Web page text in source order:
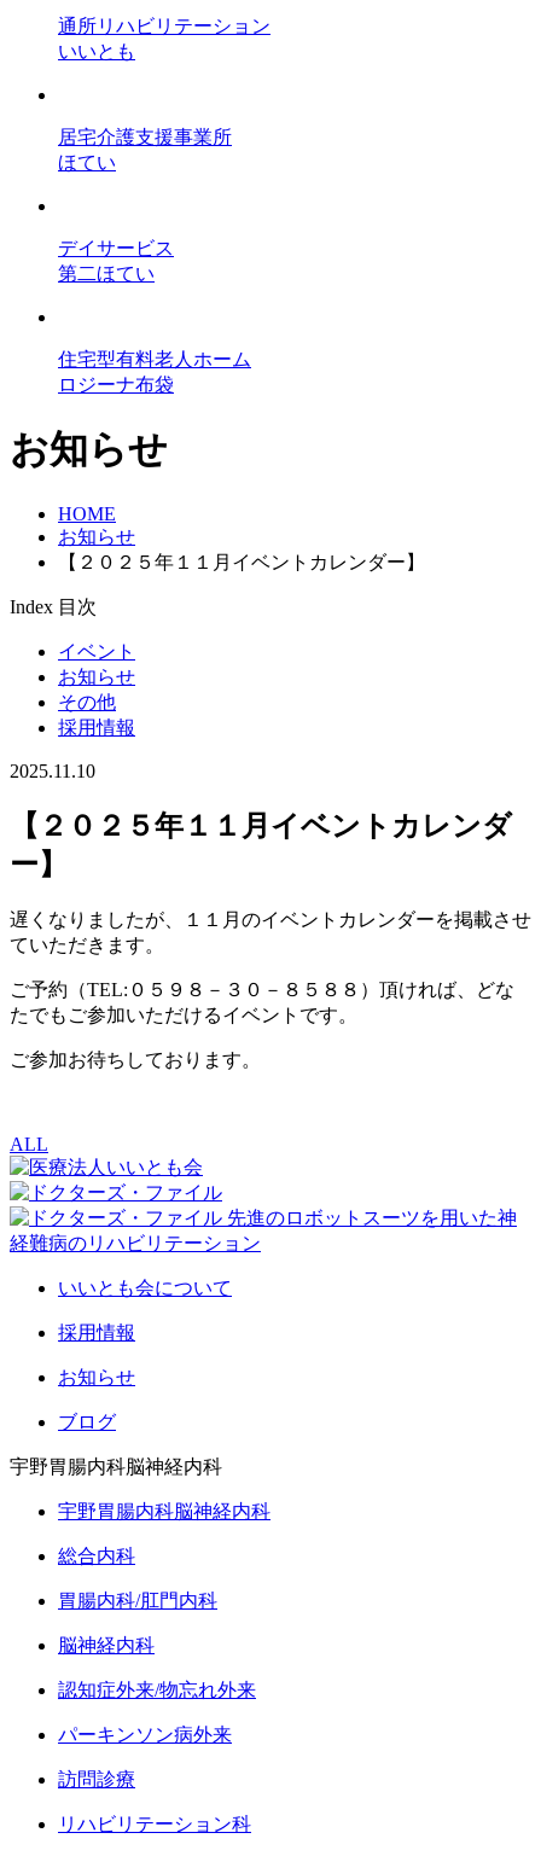
通所リハビリテーション
いいとも
居宅介護支援事業所
ほてい
デイサービス
第二ほてい
住宅型有料老人ホーム
ロジーナ布袋
お知らせ
HOME
お知らせ
【２０２５年１１月イベントカレンダー】
Index 目次
イベント
お知らせ
その他
採用情報
2025.11.10
【２０２５年１１月イベントカレンダ
ー】
遅くなりましたが、１１月のイベントカレンダーを掲載させ
ていただきます。
ご予約（TEL:０５９８－３０－８５８８）頂ければ、どな
たでもご参加いただけるイベントです。
ご参加お待ちしております。
ALL
いいとも会について
採用情報
お知らせ
ブログ
宇野胃腸内科脳神経内科
宇野胃腸内科脳神経内科
総合内科
胃腸内科/肛門内科
脳神経内科
認知症外来/物忘れ外来
パーキンソン病外来
訪問診療
リハビリテーション科